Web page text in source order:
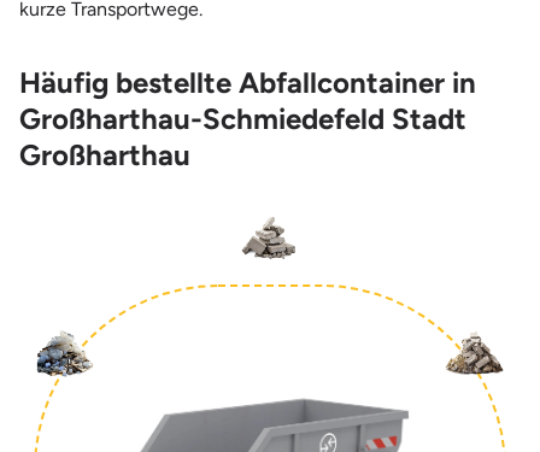
kurze Transportwege.
Häufig bestellte Abfallcontainer in
Großharthau-Schmiedefeld Stadt
Großharthau